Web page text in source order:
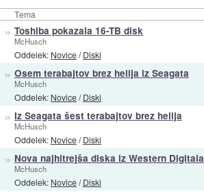
Tema
» Toshiba pokazala 16-TB disk
McHusch
Oddelek: Novice/Diski
» Osem terabajtov brez helija iz Seagata
McHusch
Oddelek: Novice/Diski
» Iz Seagata šest terabajtov brez helija
McHusch
Oddelek: Novice/Diski
» Nova najhitrejša diska iz Western Digitala
McHusch
Oddelek: Novice/Diski